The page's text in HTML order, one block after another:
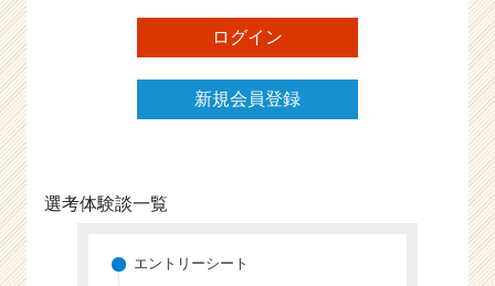
ト
が
届
く
チ
ログイン
新規会員登録
選考体験談一覧
エントリーシート